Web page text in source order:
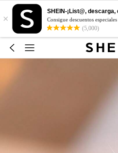
×
SHEIN-¡List@, descarga,
Consigue descuentos
(5,000)